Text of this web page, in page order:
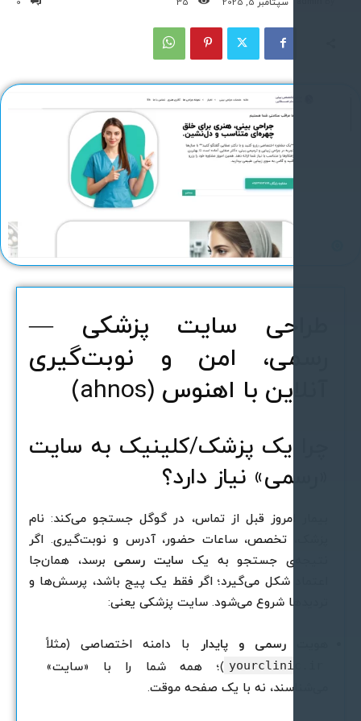
طراحی سایت پزشکی —
رسمی، امن و نوبت‌گیری
آنلاین با اهنوس (ahnos)
چرا یک پزشک/کلینیک به سایت
«رسمی» نیاز دارد؟
بیمار امروز قبل از تماس، در گوگل جستجو می‌کند: نام
پزشک، تخصص، ساعات حضور، آدرس و نوبت‌گیری. اگر
جستجو به یک سایت رسمی برسد، همان‌جا
اعتماد شکل می‌گیرد؛ اگر فقط یک پیج باشد، پرسش‌ها و
تردیدها شروع می‌شود. سایت پزشکی یعنی:
رسمی و پایدار با دامنه اختصاصی (مثلاً
yourclinic.ir )؛ همه شما را با «سایت»
می‌شناسند، نه با یک صفحه موقت.